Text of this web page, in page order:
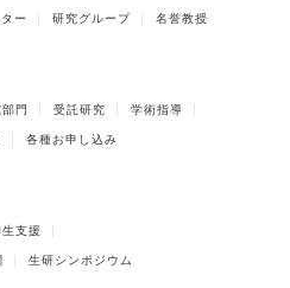
ー 研究グループ 名誉教授
門 受託研究 学術指導
各種お申し込み
支援
生研シンポジウム